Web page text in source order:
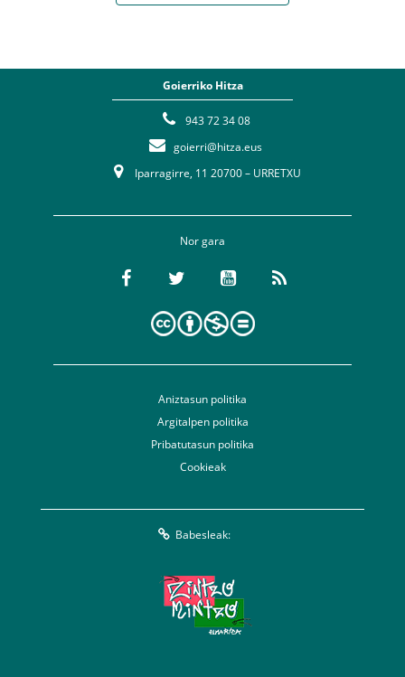
Goierriko Hitza
943 72 34 08
goierri@hitza.eus
Iparragirre, 11 20700 – URRETXU
Nor gara
Aniztasun politika
Argitalpen politika
Pribatutasun politika
Cookieak
Babesleak: